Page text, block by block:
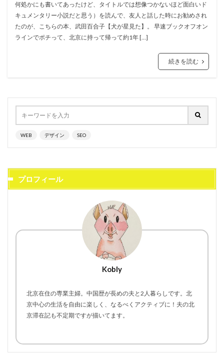
何処かにも書いてあったけど、タイトルでは想像つかないほど面白いド
キュメンタリー小説だと思う）を読んで、友人と話した時にお勧めされ
たのが、こちらの本、武田百合子【犬が星見た】。 早速ブックオフオン
ラインでポチって、北京に持って帰って約1年 […]
続きを読む
WEB デザイン SEO
プロフィール
Kobly
北京在住の専業主婦。中国歴が長めの夫と2人暮らしです。北
京中心の生活を自由に楽しく、なるべくアクティブに！夫の北
京滞在記も不定期ですが描いてます。